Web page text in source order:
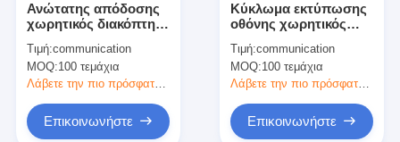
Επισκεψή εργοστασίου
Έλεγχος ποιότητας
Επικοινωνήστε μαζί μας
Ανώτατης απόδοσης
χωρητικός διακόπτης
Τιμή:communication
MOQ:100 τεμάχια
Λάβετε την πιο πρόσφατη τιμή
Επικοινωνήστε
Κύκλωμα εκτύπωσης
οθόνης χωρητικός
θηλυκό περίβλημα
Τιμή:communication
MOQ:100 τεμάχια
Λάβετε την πιο πρόσφατη τιμή
Επικοινωνήστε